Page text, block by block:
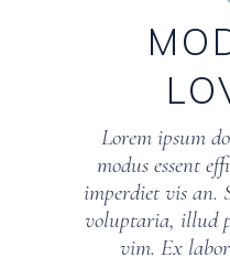
Lorem ipsum
modus essent
imperdiet vis an.
voluptaria, illud
vim. Ex